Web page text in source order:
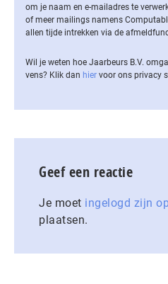
om je naam en e-mailadres te
of meer mailings namens
allen tijde intrekken via de
Wil je weten hoe Jaarbeurs B.V.
vens? Klik dan hier voor ons privacy
Geef een reactie
Je moet ingelogd zijn
plaatsen.